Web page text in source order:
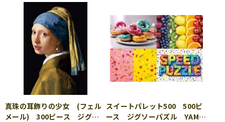
真珠の耳飾りの少女 (フェル
メール) 300ピース ジグソ
スイートパレット500 500ピ
ース ジグソーパズル YAM-